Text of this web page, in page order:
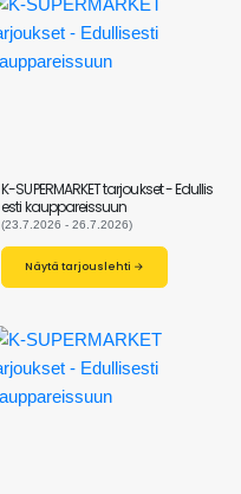
K-SUPERMARKET tarjoukset - Edullis
esti kauppareissuun
(23.7.2026 - 26.7.2026)
Näytä tarjouslehti →